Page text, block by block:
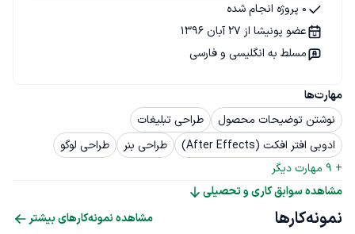
مهارت‌ها
نوشتن توضیحات محصول
طراحی تبلیغات
ادوبی افتر افکت (After Effects)
طراحی بنر
طراحی لوگو
+
9 مهارت دیگر
مشاهده سوابق کاری و تحصیلی
0 پروژه انجام شده
عضو پونیشا از 27 آبان 1396
مسلط به انگلیسی و فارسی
نمونه‌کارها مشاهده نمونه‌کارهای بیشتر